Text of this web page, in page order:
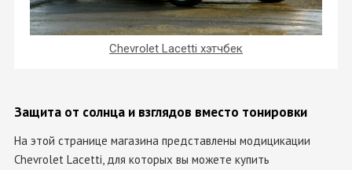
Chevrolet Lacetti хэтчбек
Защита от солнца и взглядов вместо тонировки
На этой странице магазина представлены модицикации
Chevrolet Lacetti, для которых вы можете купить